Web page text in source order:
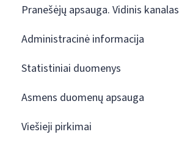
Pranešėjų apsauga. Vidinis kanalas
Administracinė informacija
Statistiniai duomenys
Asmens duomenų apsauga
Viešieji pirkimai